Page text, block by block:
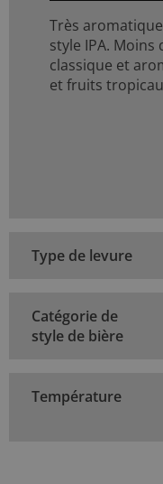
Très
style IPA.
classique et
et fruits
Type de levure
Catégorie de
style de bière
Température